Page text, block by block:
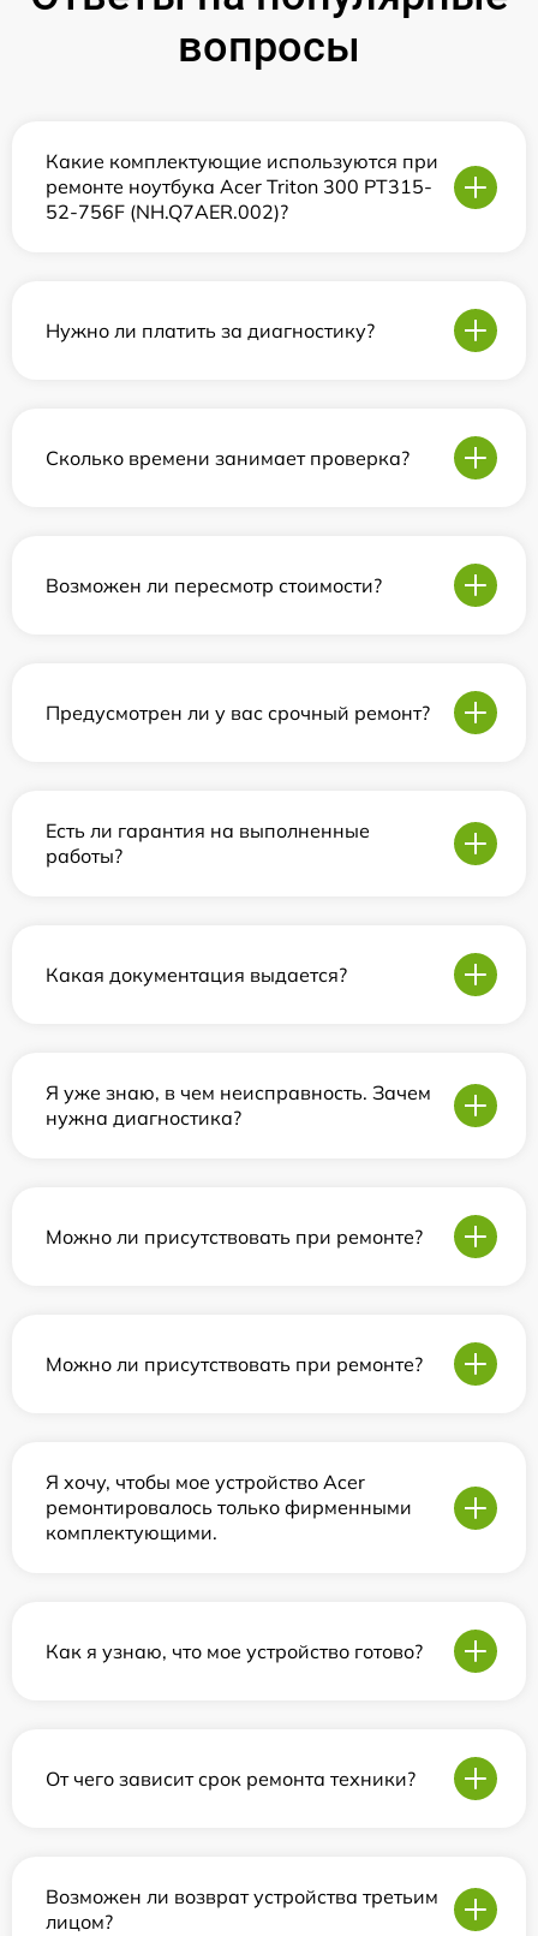
вопросы
Какие комплектующие используются при
ремонте ноутбука Acer Triton 300 PT315-
52-756F (NH.Q7AER.002)?
Нужно ли платить за диагностику?
Сколько времени занимает проверка?
Возможен ли пересмотр стоимости?
Предусмотрен ли у вас срочный ремонт?
Есть ли гарантия на выполненные
работы?
Какая документация выдается?
Я уже знаю, в чем неисправность. Зачем
нужна диагностика?
Можно ли присутствовать при ремонте?
Можно ли присутствовать при ремонте?
Я хочу, чтобы мое устройство Acer
ремонтировалось только фирменными
комплектующими.
Как я узнаю, что мое устройство готово?
От чего зависит срок ремонта техники?
Возможен ли возврат устройства третьим
лицом?